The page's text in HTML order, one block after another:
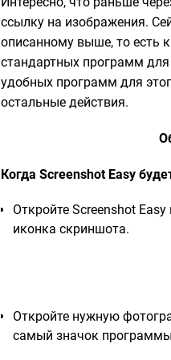
ссылку на изображения.
описанному выше, то есть
стандартных программ
удобных программ для
остальные действия.
Когда Screenshot Easy
Откройте Screenshot
иконка скриншота.
Откройте нужную
самый значок программы